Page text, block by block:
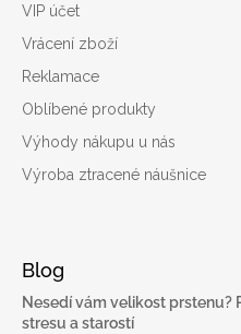
VIP účet
Vrácení zboží
Reklamace
Oblíbené produkty
Výhody nákupu u nás
Výroba ztracené náušnice
Blog
Nesedí vám velikost prstenu?
stresu a starostí